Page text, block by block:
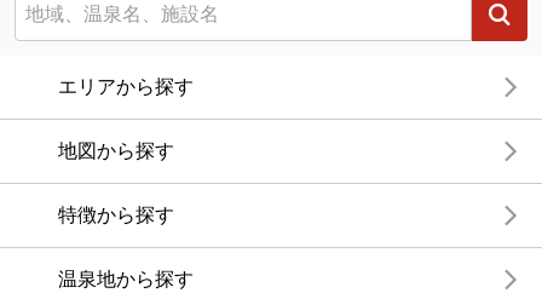
エリアから探す
地図から探す
特徴から探す
温泉地から探す